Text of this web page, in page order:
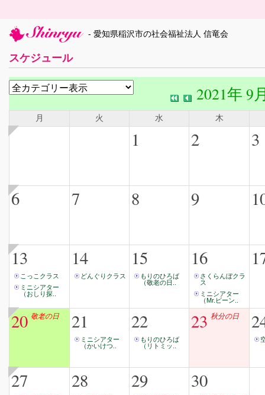
- 愛知県稲沢市の社会福祉法人 信竜会
スケジュール
2021年 9
月 火 水 木
1 2 3
6 7 8 9
13
こっこクラス
ミニシアター
（おしり探..
14
どんぐりクラス
15
もりのひろば
（敬老の日..
16
さくらんぼクラ
ス
ミニシアター
（Mr.ビーン..
20 敬老の日 21
ミニシアター
（かいけつ..
22
もりのひろば
（リトミッ..
23 秋分の日
27 28 29 30